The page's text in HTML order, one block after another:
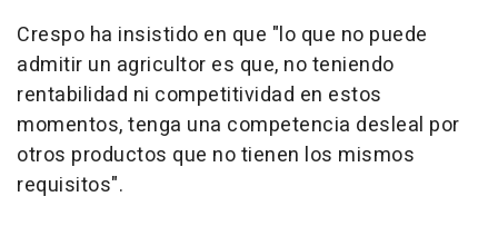
Crespo ha insistido en que "lo que no puede
admitir un agricultor es que, no teniendo
rentabilidad ni competitividad en estos
momentos, tenga una competencia desleal por
otros productos que no tienen los mismos
requisitos".